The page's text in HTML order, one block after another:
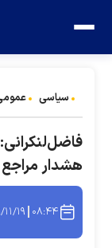
سیاسی
هشدار
۰۸:۴۴